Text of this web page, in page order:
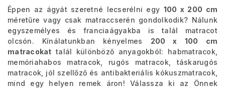
Éppen az ágyát szeretné lecserélni egy 100 x 200 cm
méretűre vagy csak matraccserén gondolkodik? Nálunk
egyszemélyes és franciaágyakba is talál matracot
olcsón. Kínálatunkban kényelmes 200 x 100 cm
matracokat talál különböző anyagokból: habmatracok,
memóriahabos matracok, rugós matracok, táskarugós
matracok, jól szellőző és antibakteriális kókuszmatracok,
mind egy helyen remek áron! Válassza ki az Önnek